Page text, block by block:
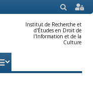
SEARCH
Institut de Recherche et
d'Études en Droit de
l'Information et de la
Culture